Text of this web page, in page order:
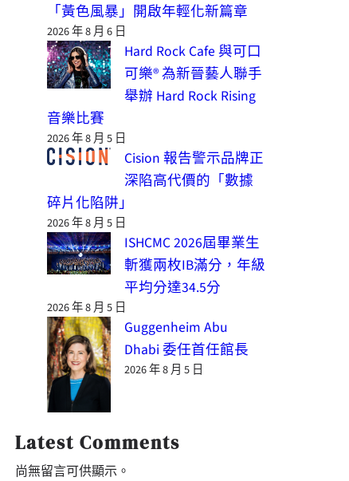
「黃色風暴」開啟年輕化新篇章
2026 年 8 月 6 日
Hard Rock Cafe 與可口
可樂® 為新晉藝人聯手
舉辦 Hard Rock Rising
音樂比賽
2026 年 8 月 5 日
Cision 報告警示品牌正
深陷高代價的「數據
碎片化陷阱」
2026 年 8 月 5 日
ISHCMC 2026屆畢業生
斬獲兩枚IB滿分，年級
平均分達34.5分
2026 年 8 月 5 日
Guggenheim Abu
Dhabi 委任首任館長
2026 年 8 月 5 日
Latest Comments
尚無留言可供顯示。